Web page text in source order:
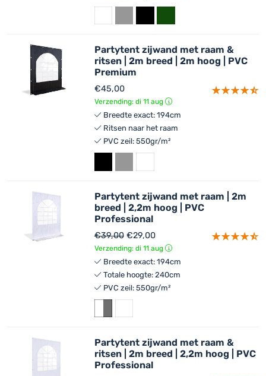
Partytent zijwand met raam &
ritsen | 2m breed | 2m hoog | PVC
Premium
€45,00
Verzending: di 11 aug
Breedte exact: 194cm
Ritsen naar het raam
PVC zeil: 550gr/m²
Partytent zijwand met raam | 2m
breed | 2,2m hoog | PVC
Professional
€39,00 €29,00
Verzending: di 11 aug
Breedte exact: 194cm
Totale hoogte: 240cm
PVC zeil: 550gr/m²
Partytent zijwand met raam &
ritsen | 2m breed | 2,2m hoog | PVC
Professional